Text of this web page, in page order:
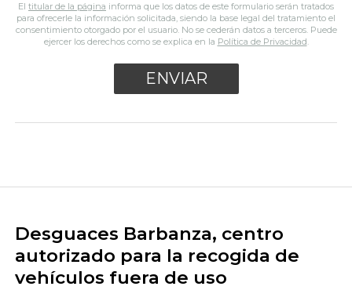
El titular de la página informa que los datos de este formulario serán tratados
para ofrecerle la información solicitada, siendo la base legal del tratamiento el
consentimiento otorgado por el usuario. No se cederán datos a terceros. Puede
ejercer los derechos como se explica en la Política de Privacidad.
Desguaces Barbanza, centro
autorizado para la recogida de
vehículos fuera de uso